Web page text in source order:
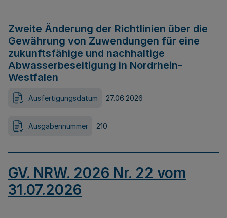
Zweite Änderung der Richtlinien über die
Gewährung von Zuwendungen für eine
zukunftsfähige und nachhaltige
Abwasserbeseitigung in Nordrhein-
Westfalen
Ausfertigungsdatum 27.06.2026
Ausgabennummer 210
GV. NRW. 2026 Nr. 22 vom
31.07.2026